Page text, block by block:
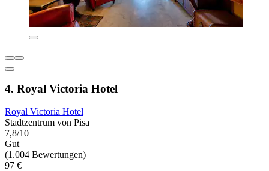
4. Royal Victoria Hotel
Royal Victoria Hotel
Stadtzentrum von Pisa
7,8/10
Gut
(1.004 Bewertungen)
97 €